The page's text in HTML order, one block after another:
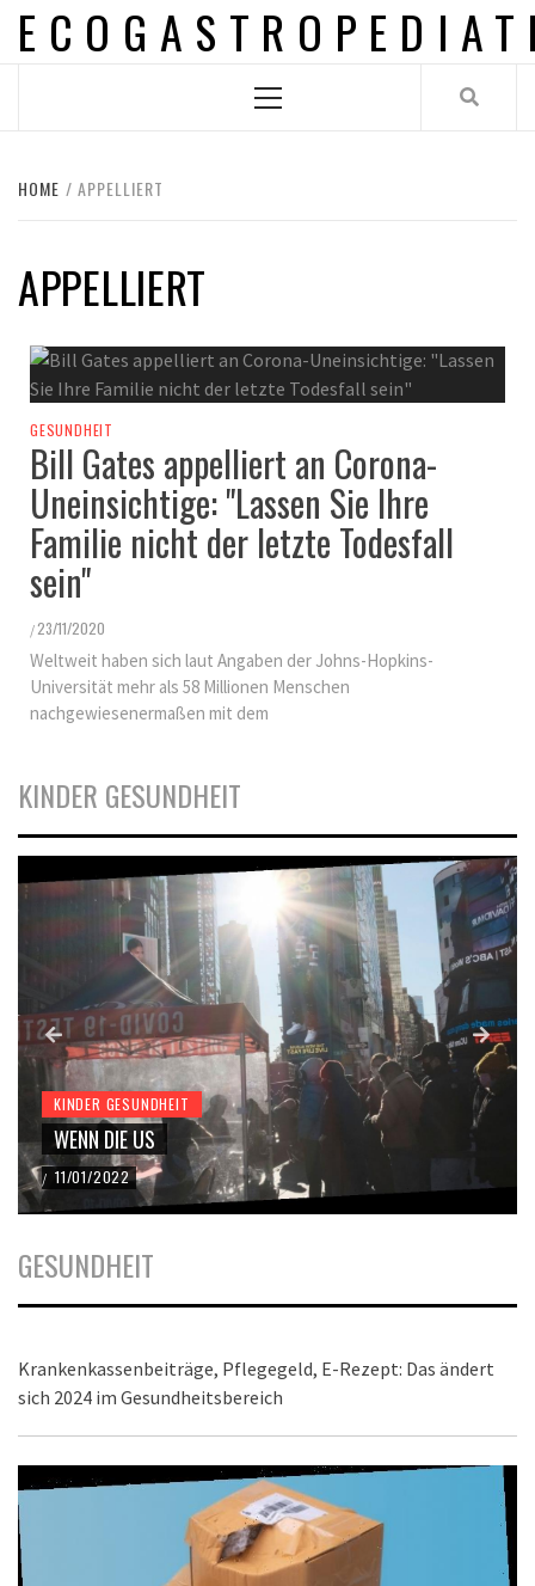
Skip
Menu
HOME APPELLIERT
APPELLIERT
GESUNDHEIT
Bill Gates appelliert an Corona-
Uneinsichtige: "Lassen Sie Ihre
Familie nicht der letzte Todesfall
sein"
/ 23/11/2020
Weltweit haben sich laut Angaben der Johns-Hopkins-
Universität mehr als 58 Millionen Menschen
nachgewiesenermaßen mit dem
KINDER GESUNDHEIT
KINDER GESUNDHEIT
WENN DIE US
/ 11/01/2022
GESUNDHEIT
Krankenkassenbeiträge, Pflegegeld, E-Rezept: Das ändert
sich 2024 im Gesundheitsbereich